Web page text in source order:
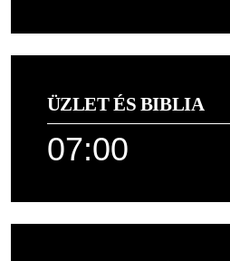
06:00
[...]
Learn more
ÜZLET ÉS BIBLIA
07:00
07:00